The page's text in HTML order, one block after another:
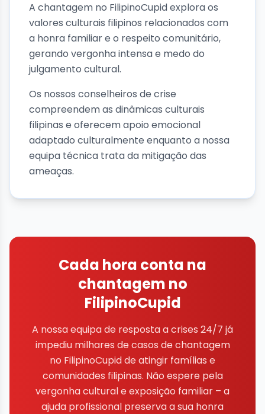
A chantagem no FilipinoCupid explora os
valores culturais filipinos relacionados com
a honra familiar e o respeito comunitário,
gerando vergonha intensa e medo do
julgamento cultural.
Os nossos conselheiros de crise
compreendem as dinâmicas culturais
filipinas e oferecem apoio emocional
adaptado culturalmente enquanto a nossa
equipa técnica trata da mitigação das
ameaças.
Cada hora conta na
chantagem no
FilipinoCupid
A nossa equipa de resposta a crises 24/7 já
impediu milhares de casos de chantagem
no FilipinoCupid de atingir famílias e
comunidades filipinas. Não espere pela
vergonha cultural e exposição familiar – a
ajuda profissional preserva a sua honra